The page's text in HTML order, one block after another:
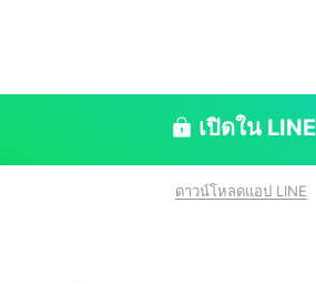
เปิดใน LINE
ดาวน์โหลดแอป LINE